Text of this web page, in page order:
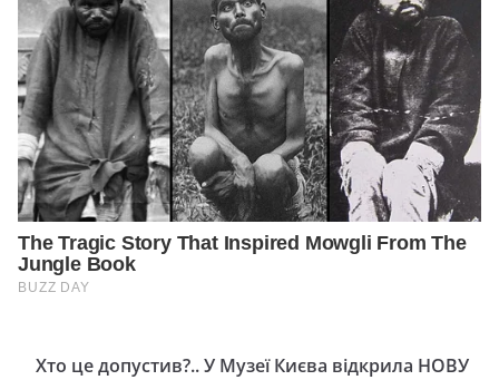
Хто це допустив?.. У Музеї Києва відкрила НОВУ